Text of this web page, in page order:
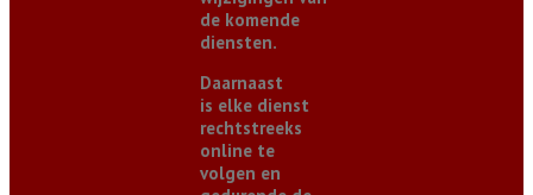
de komende
diensten.
Daarnaast
is elke dienst
rechtstreeks
online te
volgen en